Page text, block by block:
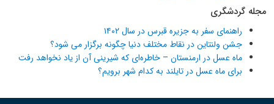
مجله گردشگری
راهنمای سفر به جزیره قبرس در سال ۱۴۰۲
جشن ولنتاین در نقاط مختلف دنیا چگونه برگزار می شود؟
ماه عسل در ارمنستان – خاطره‌ای که شیرینی آن از یاد نخواهد رفت
برای ماه عسل در تایلند به کدام شهر برویم؟